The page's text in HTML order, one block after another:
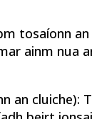
tosaíonn
ainm nua
an cluiche):